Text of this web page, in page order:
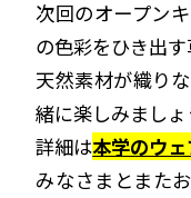
次回のオープン
の色彩をひき出す
天然素材が織り
緒に楽しみましょ
詳細は本学のウ
みなさまとまた